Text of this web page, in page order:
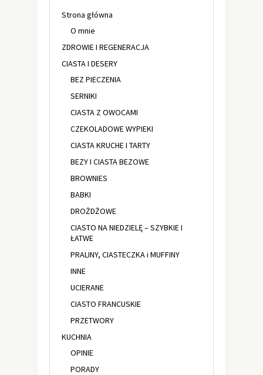
Strona główna
O mnie
ZDROWIE I REGENERACJA
CIASTA I DESERY
BEZ PIECZENIA
SERNIKI
CIASTA Z OWOCAMI
CZEKOLADOWE WYPIEKI
CIASTA KRUCHE I TARTY
BEZY I CIASTA BEZOWE
BROWNIES
BABKI
DROŻDŻOWE
CIASTO NA NIEDZIELĘ – SZYBKIE I
ŁATWE
PRALINY, CIASTECZKA i MUFFINY
INNE
UCIERANE
CIASTO FRANCUSKIE
PRZETWORY
KUCHNIA
OPINIE
PORADY